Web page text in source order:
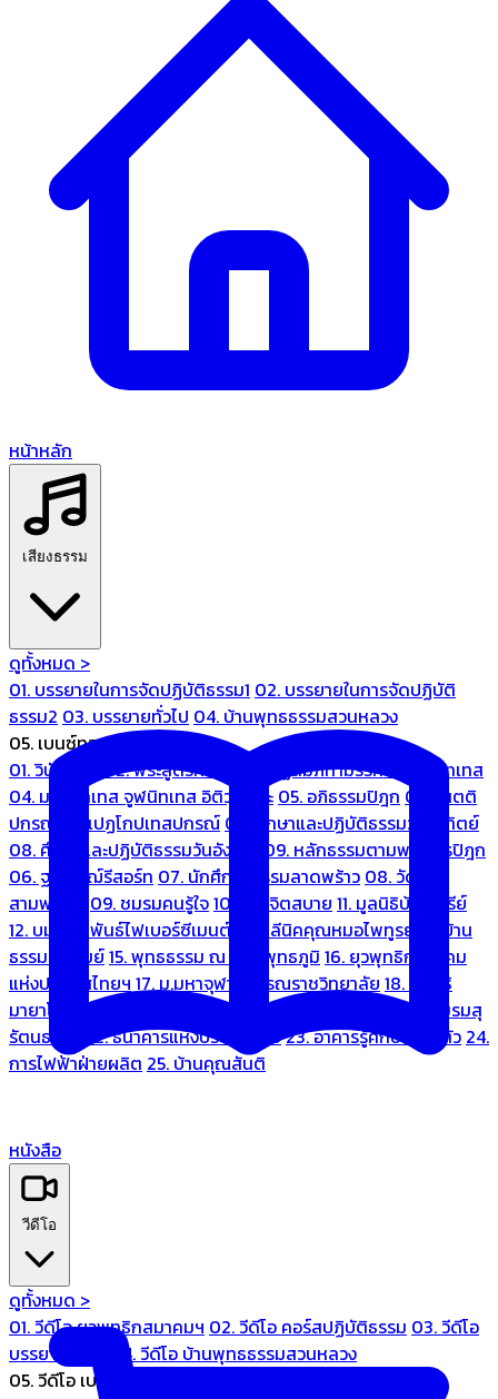
หน้าหลัก
เสียงธรรม
ดูทั้งหมด >
01. บรรยายในการจัดปฏิบัติธรรม1 02. บรรยายในการจัดปฏิบัติ
ธรรม2 03. บรรยายทั่วไป 04. บ้านพุทธธรรมสวนหลวง
05. เบนซ์ทองหล่อ
01. วินัยปิฎก
02. พระสูตรศึกษา
03. ปฏิสัมภิทามรรคและจูฬนิทเทส
04. มหานิทเทส จูฬนิทเทส อิติวุตตกะ 05. อภิธรรมปิฎก 06. เนตติ
ปกรณ์ และเปฏโกปเทสปกรณ์ 07. ศึกษาและปฏิบัติธรรมวันอาทิตย์
08. ศึกษาและปฏิบัติธรรมวันอังคาร
09. หลักธรรมตามพระไตรปิฎก
06. ฐณิชาฌ์รีสอร์ท 07. นักศึกษาธรรมลาดพร้าว 08. วัด
สามพระยา
09. ชมรมคนรู้ใจ10. บ้านจิตสบาย 11. มูลนิธิบ้านอารีย์
12. บมจ.มหพันธ์ไฟเบอร์ซีเมนต์
13. คลีนิคคุณหมอไพทูรย์
14. บ้าน
ธรรมะรื่นรมย์15. พุทธธรรม ณ แดนพุทธภูมิ 16. ยุวพุทธิกสมาคม
แห่งประเทศไทยฯ 17. ม.มหาจุฬาลงกรณราชวิทยาลัย 18. มูลนิธิ
มายาโคตมี
19. ariya wellness center
21. ชมรมสุ
รัตนธรรม
22. ธนาคารแห่งประเทศไทย23. อาคารรู้ศึกษารู้สึกตัว 24.
การไฟฟ้าฝ่ายผลิต 25. บ้านคุณสันติ
หนังสือ
วีดีโอ
ดูทั้งหมด >
01. วีดีโอ ยุวพุทธิกสมาคมฯ 02. วีดีโอ คอร์สปฏิบัติธรรม 03. วีดีโอ
บรรยายทั่วไป
04. วีดีโอ บ้านพุทธธรรมสวนหลวง
05. วีดีโอ เบนซ์ทองหล่อ